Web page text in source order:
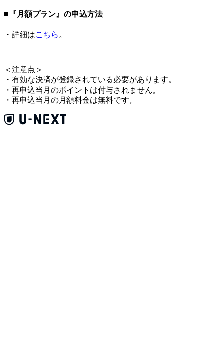
■『月額プラン』の申込方法
・詳細はこちら 。
＜ 注意点 ＞
・有効な決済が登録されている必要があります。
・再申込当月のポイントは付与されません。
・再申込当月の月額料金は無料です。